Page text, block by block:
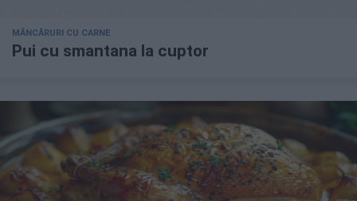
MÂNCĂRURI CU CARNE
Pui cu smantana la cuptor